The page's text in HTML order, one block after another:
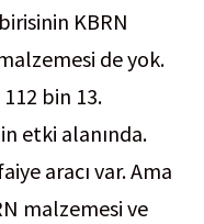
KBRN
de yok.
bin 13.
etki alanında.
aracı var. Ama
malzemesi ve